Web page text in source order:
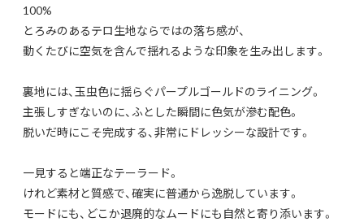
100%
とろみのあるテロ生地ならではの落ち感が、
動くたびに空気を含んで揺れるような印象を生み出します。
裏地には、玉虫色に揺らぐパープルゴールドのライニング。
主張しすぎないのに、ふとした瞬間に色気が滲む配色。
脱いだ時にこそ完成する、非常にドレッシーな設計です。
一見すると端正なテーラード。
けれど素材と質感で、確実に普通から逸脱しています。
モードにも、どこか退廃的なムードにも自然と寄り添います。